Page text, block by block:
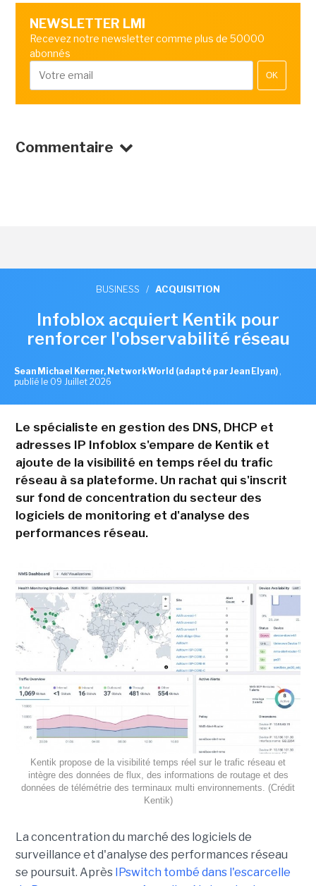
NEWSLETTER LMI
Recevez notre newsletter comme plus de 50000
abonnés
OK
Commentaire
BUSINESS / ACQUISITION
Infoblox acquiert Kentik pour
renforcer l'observabilité réseau
Sean Michael Kerner, NetworkWorld (adapté par Jean Elyan) ,
publié le 09 Juillet 2026
Le spécialiste en gestion des DNS, DHCP et
adresses IP Infoblox s'empare de Kentik et
ajoute de la visibilité en temps réel du trafic
réseau à sa plateforme. Un rachat qui s'inscrit
sur fond de concentration du secteur des
logiciels de monitoring et d'analyse des
performances réseau.
Kentik propose de la visibilité temps réel sur le trafic réseau et
intègre des données de flux, des informations de routage et des
données de télémétrie des terminaux multi environnements. (Crédit
Kentik)
La concentration du marché des logiciels de
surveillance et d'analyse des performances réseau
se poursuit. Après IPswitch tombé dans l'escarcelle